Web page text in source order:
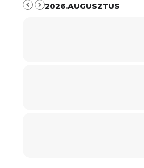
2026.AUGUSZTUS